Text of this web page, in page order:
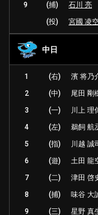
9
(捕) 石川 亮
(投)
宮國 凌
中日
1 (右) 濱 将乃
2
(中) 尾田 剛
3
(一) 川上 理
4
(左) 鵜飼 航
5
(指) 川越 誠
6
(遊) 土田 龍
7
(二) 津田 啓
8
(捕) 味谷 大
9
(三) 星野 真